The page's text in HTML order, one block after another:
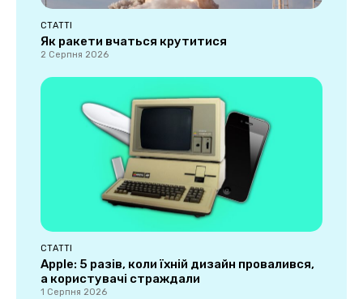
СТАТТІ
Як ракети вчаться крутитися
2 Серпня 2026
СТАТТІ
Apple: 5 разів, коли їхній дизайн провалився,
а користувачі страждали
1 Серпня 2026